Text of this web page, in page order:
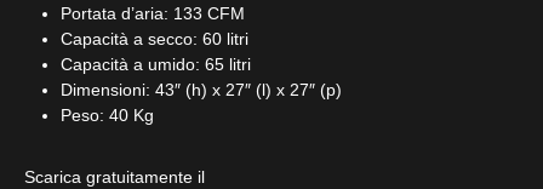
Portata d’aria: 133 CFM
Capacità a secco: 60 litri
Capacità a umido: 65 litri
Dimensioni: 43″ (h) x 27″ (l) x 27″ (p)
Peso: 40 Kg
Scarica gratuitamente il